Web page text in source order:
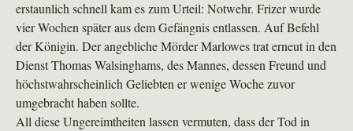
erstaunlich schnell kam es zum Urteil: Notwehr. Frizer wurde
vier Wochen später aus dem Gefängnis entlassen. Auf Befehl
der Königin. Der angebliche Mörder Marlowes trat erneut in den
Dienst Thomas Walsinghams, des Mannes, dessen Freund und
höchstwahrscheinlich Geliebten er wenige Woche zuvor
umgebracht haben sollte.
All diese Ungereimtheiten lassen vermuten, dass der Tod in